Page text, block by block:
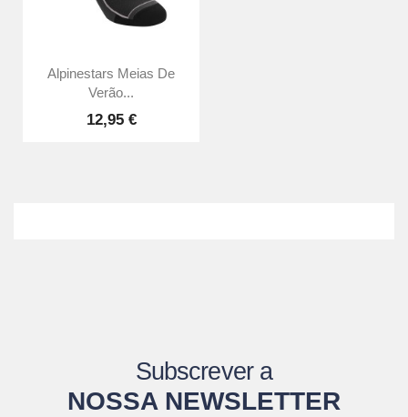
Alpinestars Meias De
Verão...
12,95 €
Subscrever a
NOSSA NEWSLETTER